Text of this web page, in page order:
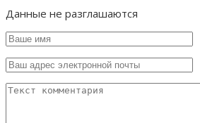
Данные не разглашаются